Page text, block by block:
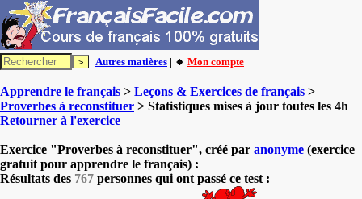
Autres matières | 🔸 Mon compte
Apprendre le français > Leçons & Exercices de français >
Proverbes à reconstituer > Statistiques mises à jour toutes les 4h
Retourner à l'exercice
Exercice "Proverbes à reconstituer", créé par anonyme (exercice
gratuit pour apprendre le français) :
Résultats des 767 personnes qui ont passé ce test :